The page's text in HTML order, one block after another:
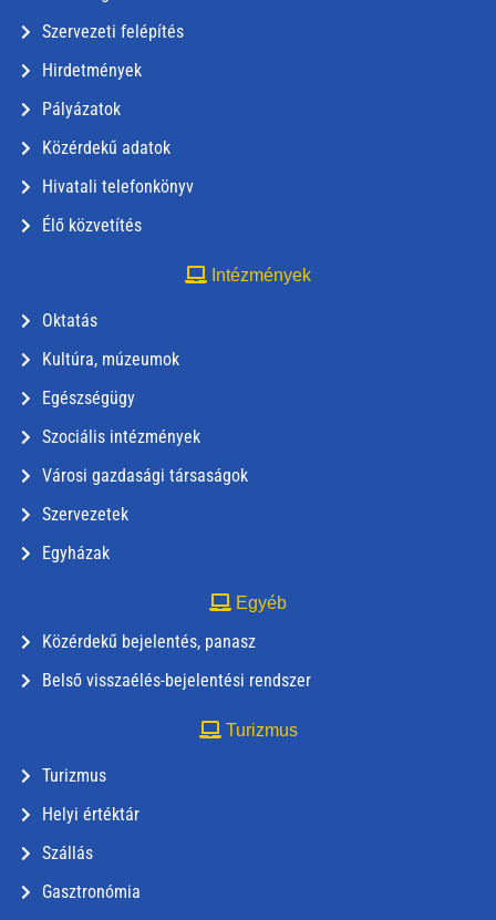
Szervezeti felépítés
Hirdetmények
Pályázatok
Közérdekű adatok
Hivatali telefonkönyv
Élő közvetítés
Intézmények
Oktatás
Kultúra, múzeumok
Egészségügy
Szociális intézmények
Városi gazdasági társaságok
Szervezetek
Egyházak
Egyéb
Közérdekű bejelentés, panasz
Belső visszaélés-bejelentési rendszer
Turizmus
Turizmus
Helyi értéktár
Szállás
Gasztronómia